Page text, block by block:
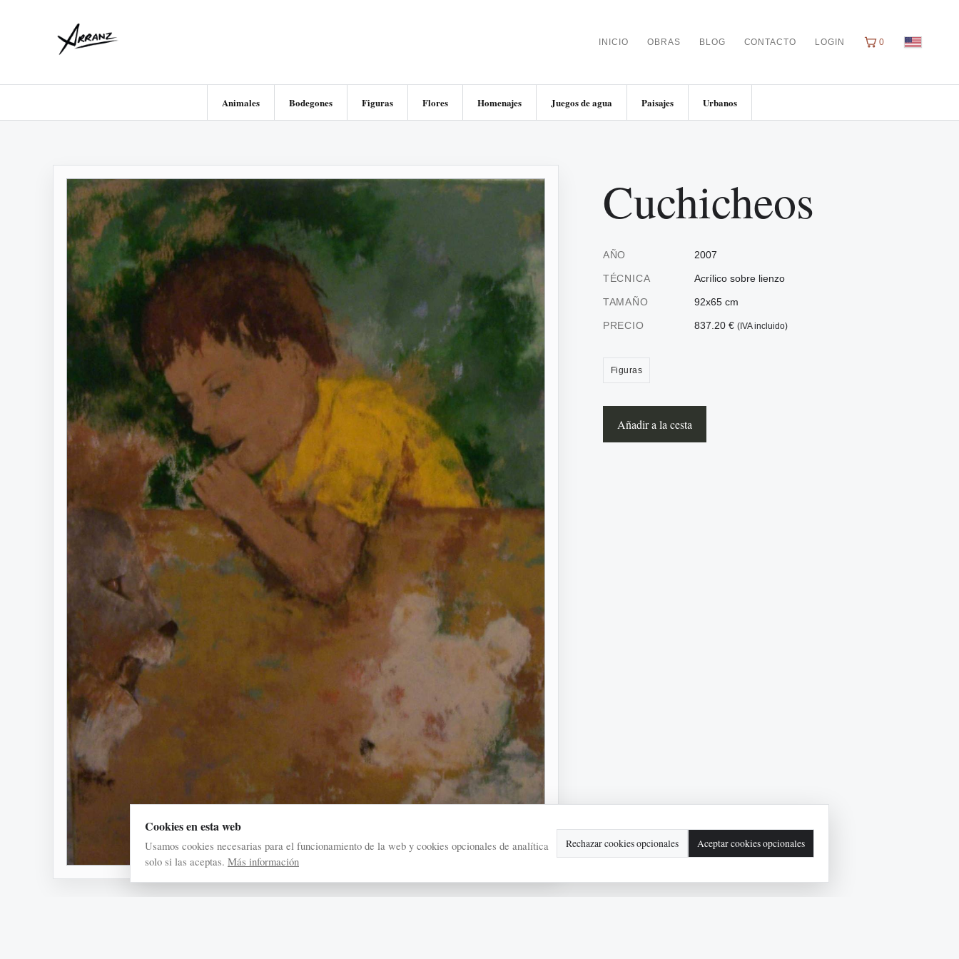
INICIO OBRAS BLOG CONTACTO LOGIN 0
Animales Bodegones Figuras Flores Homenajes Juegos de agua Paisajes Urbanos
Cuchicheos
AÑO 2007
TÉCNICA Acrílico sobre lienzo
TAMAÑO 92x65 cm
PRECIO 837.20 € (IVA incluido)
Figuras
Añadir a la cesta
Cookies en esta web
Usamos cookies necesarias para el funcionamiento de la web y cookies opcionales de analítica
solo si las aceptas. Más información
Rechazar cookies opcionales Aceptar cookies opcionales